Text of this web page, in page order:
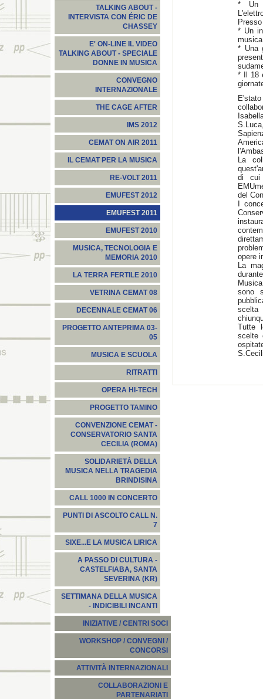
TALKING ABOUT -
INTERVISTA CON ÉRIC DE
CHASSEY
E' ON-LINE IL VIDEO
TALKING ABOUT - SPECIALE
DONNE IN MUSICA
CONVEGNO
INTERNAZIONALE
THE CAGE AFTER
IMS 2012
CEMAT ON AIR 2011
IL CEMAT PER LA MUSICA
RE-VOLT 2011
EMUFEST 2012
EMUFEST 2011
EMUFEST 2010
MUSICA, TECNOLOGIA E
MEMORIA 2010
LA TERRA FERTILE 2010
VETRINA CEMAT 08
DECENNALE CEMAT 06
PROGETTO ANTEPRIMA 03-
05
MUSICA E SCUOLA
RITRATTI
OPERA HI-TECH
PROGETTO TAMINO
CONVENZIONE CEMAT -
CONSERVATORIO SANTA
CECILIA (ROMA)
SOLIDARIETÀ DELLA
MUSICA NELLA TRAGEDIA
BRINDISINA
CALL 1000 IN CONCERTO
PUNTI DI ASCOLTO CALL N.
7
SIXE...E LA MUSICA LIRICA
A PASSO DI CULTURA -
CASTELFIABA, SANTA
SEVERINA (KR)
SETTIMANA DELLA MUSICA
- INDICIBILI INCANTI
INIZIATIVE / CENTRI SOCI
WORKSHOP / CONVEGNI /
CONCORSI
ATTIVITÀ INTERNAZIONALI
COLLABORAZIONI E
PARTENARIATI
* Un
* Un
* Una
* Il 18
La
di cui
del
I
opere
La
sono
scelta
Tutte
scelte